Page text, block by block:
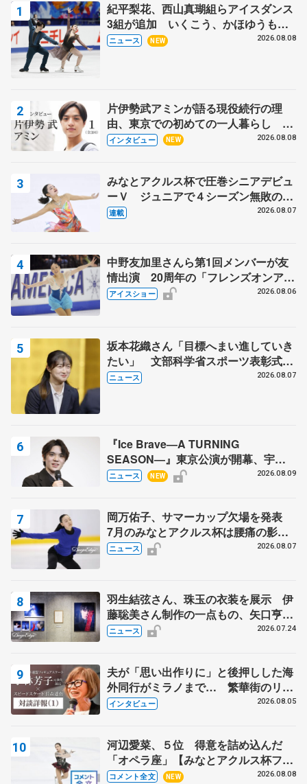
紀平梨花、西山真瑚組らアイスダンス
3組が追加 いくこう、かほゆうも、
木下グループ杯
ニュース NEW 2026.08.08
片伊勢武アミンが語る現役続行の理
由、東京での初めての一人暮らし 注
目スケーターの「今」に迫る
インタビュー NEW 2026.08.08
みなとアクルス杯で圧巻シニアデビュ
ーＶ ジュニアで４シーズン無敗の島
田麻央
連載 2026.08.07
中野友加里さんら第1回メンバーが友
情出演 20周年の「フレンズオンアイ
ス」 宮本賢二さん、有川梨絵さん、
アイスショー 2026.08.06
坂本花織さん「目標へまい進していき
たい」 文部科学省スポーツ表彰式で
代表謝辞
ニュース 2026.08.07
『Ice Brave―A TURNING
SEASON―』東京公演が開幕、宇野
昌磨の『Ice Brave』にかける思いを
ニュース NEW 2026.08.09
岡万佑子、サマーカップ欠場を発表
7月のみなとアクルス杯は腰痛の影響
で
ニュース 2026.08.07
羽生結弦さん、珠玉の衣装を展示 伊
藤聡美さん制作の一点もの、矢口亨さ
んが撮影
ニュース 2026.07.24
夫が「思い出作りに」と後押しした海
外同行がミラノまで… 繁華街のリン
クでは不良のお兄さんも味方に 小林
インタビュー 2026.08.05
河辺愛菜、５位 得意を詰め込んだ
「オペラ座」【みなとアクルス杯フリ
ー】
コメント全文 NEW 2026.08.08